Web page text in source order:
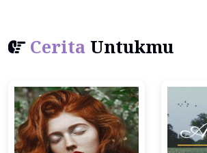
Cerita Untukmu